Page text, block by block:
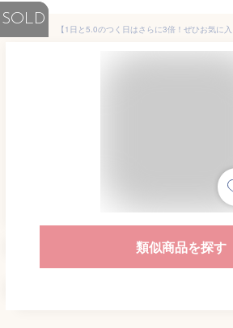
SOLD
類似商品を探す